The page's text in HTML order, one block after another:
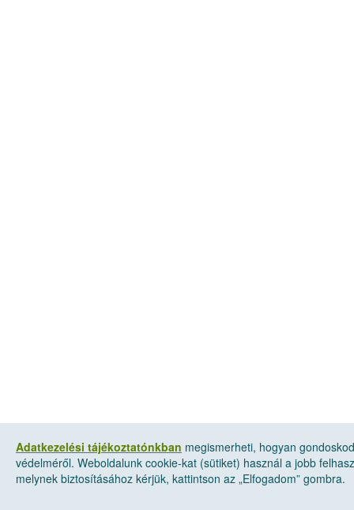
Adatkezelési tájékoztatónkban megismerheti, hogyan
védelméről. Weboldalunk cookie-kat (sütiket) használ a jobb
melynek biztosításához kérjük, kattintson az „Elfogadom” gombra.